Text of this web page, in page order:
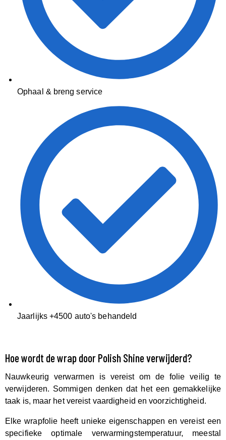
Ophaal & breng service
Jaarlijks +4500 auto's behandeld
Hoe wordt de wrap door Polish Shine verwijderd?
Nauwkeurig verwarmen is vereist om de folie veilig te
verwijderen. Sommigen denken dat het een gemakkelijke
taak is, maar het vereist vaardigheid en voorzichtigheid.
Elke wrapfolie heeft unieke eigenschappen en vereist een
specifieke optimale verwarmingstemperatuur, meestal